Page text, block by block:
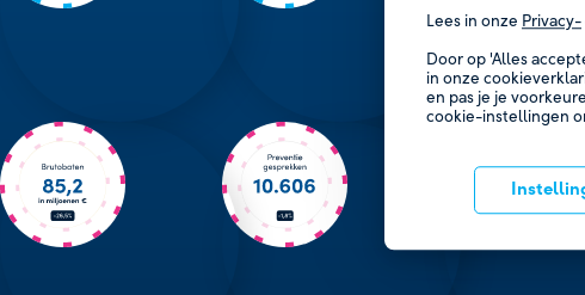
Lees in onze Privacy-
Door op 'Alles
in onze
en pas je je
cookie-instellingen